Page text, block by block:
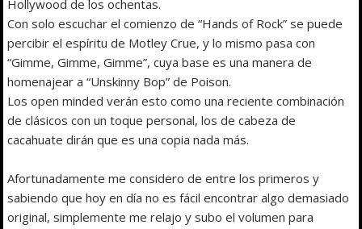
Hollywood de los ochentas.
Con solo escuchar el comienzo de “Hands of Rock” se puede
percibir el espíritu de Motley Crue, y lo mismo pasa con
“Gimme, Gimme, Gimme”, cuya base es una manera de
homenajear a “Unskinny Bop” de Poison.
Los open minded verán esto como una reciente combinación
de clásicos con un toque personal, los de cabeza de
cacahuate dirán que es una copia nada más.
Afortunadamente me considero de entre los primeros y
sabiendo que hoy en día no es fácil encontrar algo demasiado
original, simplemente me relajo y subo el volumen para